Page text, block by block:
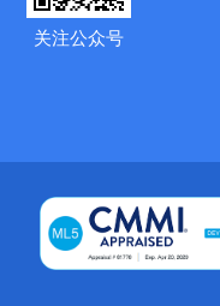
关注公众号